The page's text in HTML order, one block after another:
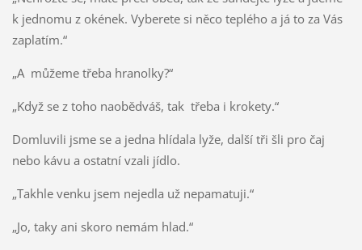
k jednomu z okének. Vyberete si něco teplého a já to za Vás
zaplatím.“
„A můžeme třeba hranolky?“
„Když se z toho naobědváš, tak třeba i krokety.“
Domluvili jsme se a jedna hlídala lyže, další tři šli pro čaj
nebo kávu a ostatní vzali jídlo.
„Takhle venku jsem nejedla už nepamatuji.“
„Jo, taky ani skoro nemám hlad.“